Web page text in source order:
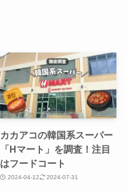
カカアコの韓国系スーパー
「Hマート」を調査！注目
はフードコート
2024-04-12 2024-07-31